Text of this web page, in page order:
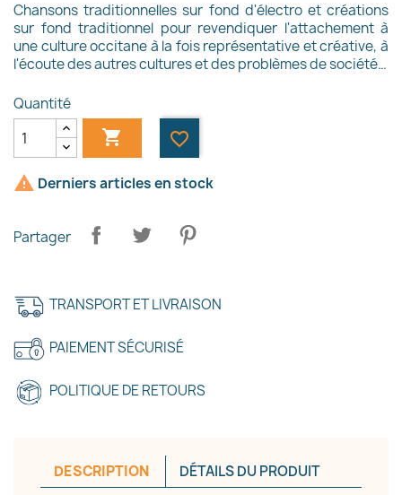
Chansons traditionnelles sur fond d'électro et créations
sur fond traditionnel pour revendiquer l'attachement à
une culture occitane à la fois représentative et créative, à
l'écoute des autres cultures et des problèmes de société…
Quantité
 favorite_border
 Derniers articles en stock
Partager
TRANSPORT ET LIVRAISON
PAIEMENT SÉCURISÉ
POLITIQUE DE RETOURS
DESCRIPTION DÉTAILS DU PRODUIT
Créer une liste d'envies
Nom de la liste d'envies
Annuler Créer une liste d'envies